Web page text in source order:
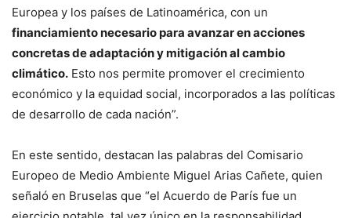
Europea y los países de Latinoamérica, con un
financiamiento necesario para avanzar en acciones
concretas de adaptación y mitigación al cambio
climático. Esto nos permite promover el crecimiento
económico y la equidad social, incorporados a las políticas
de desarrollo de cada nación”.
En este sentido, destacan las palabras del Comisario
Europeo de Medio Ambiente Miguel Arias Cañete, quien
señaló en Bruselas que “el Acuerdo de París fue un